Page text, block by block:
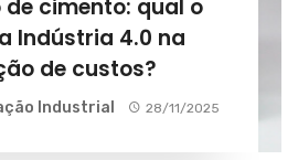
de cimento: qual o
Indústria 4.0 na
de custos?
Industrial 28/11/2025